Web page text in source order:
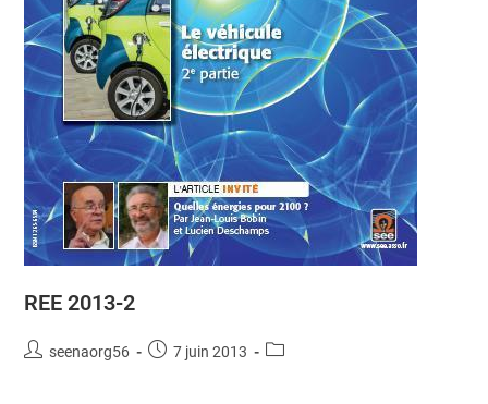
REE 2013-2
seenaorg56 7 juin 2013